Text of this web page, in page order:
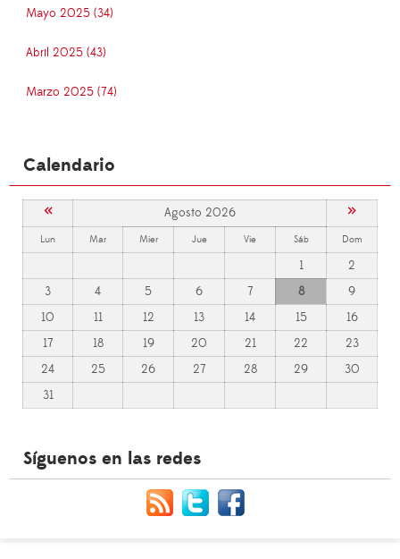
Mayo 2025 (34)
Abril 2025 (43)
Marzo 2025 (74)
Calendario
« Agosto 2026 »
Lun Mar Mier Jue Vie Sáb Dom
1
2
3
4 5 6 7 8
9
10
11 12 13 14 15
16
17
18 19 20 21 22
23
24
25 26 27 28 29
30
31
Síguenos en las redes